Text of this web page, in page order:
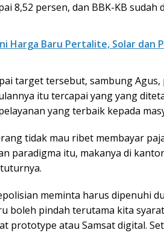
8,52 persen, dan BBK-KB sudah
Harga Baru Pertalite, Solar dan
target tersebut, sambung
itu tercapai yang yang
yang terbaik kepada
tidak mau ribet membayar
paradigma itu, makanya di
meminta harus dipenuhi
boleh pindah terutama kita
prototype atau Samsat digital.